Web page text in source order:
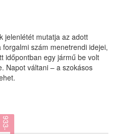
jelenlétét mutatja az adott
szám menetrendi idejei,
időpontban egy jármű be volt
Napot váltani – a szokásos
9
3
3
-
6
6
7
-
3